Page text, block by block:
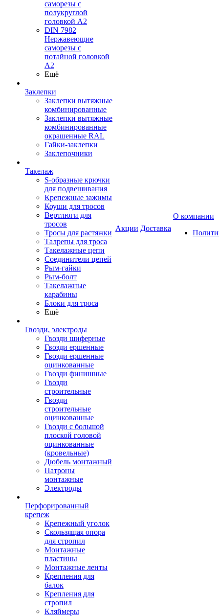
саморезы с
полукруглой
головкой А2
DIN 7982
Нержавеющие
саморезы с
потайной головкой
А2
Ещё
Заклепки
Заклепки вытяжные
комбинированные
Заклепки вытяжные
комбинированные
окрашенные RAL
Гайки-заклепки
Заклепочники
Такелаж
S-образные крючки
для подвешивания
Крепежные зажимы
Коуши для тросов
Вертлюги для
тросов
Тросы для растяжки
Талрепы для троса
Такелажные цепи
Соединители цепей
Рым-гайки
Рым-болт
Такелажные
карабины
Блоки для троса
Ещё
Гвозди, электроды
Гвозди шиферные
Гвозди ершенные
Гвозди ершенные
оцинкованные
Гвозди финишные
Гвозди
строительные
Гвозди
строительные
оцинкованные
Гвозди с большой
плоской головой
оцинкованные
(кровельные)
Дюбель монтажный
Патроны
монтажные
Электроды
Перфорированный
крепеж
Крепежный уголок
Скользящая опора
для стропил
Монтажные
пластины
Монтажные ленты
Крепления для
балок
Крепления для
стропил
Кляймеры
Акции Доставка
О компании